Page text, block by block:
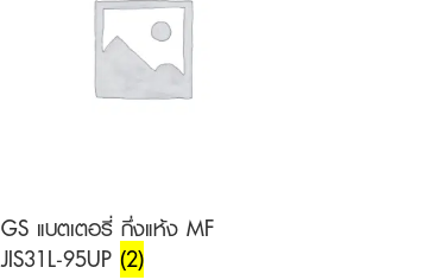
GS แบตเตอรี่ กึ่งแห้ง MF
JIS31L-95UP(2)